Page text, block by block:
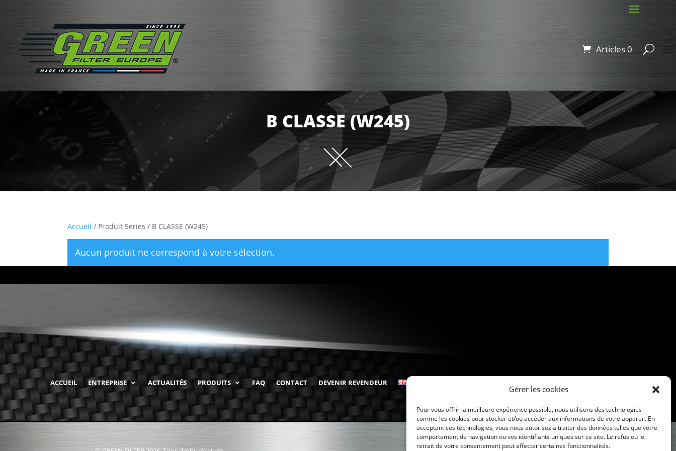
Gérer les cookies
Pour vous offrir la meilleure expérience possible, nous utilisons des technologies
comme les cookies pour stocker et/ou accéder aux informations de votre appareil. En
acceptant ces technologies, vous nous autorisez à traiter des données telles que votre
comportement de navigation ou vos identifiants uniques sur ce site. Le refus ou le
retrait de votre consentement peut affecter certaines fonctionnalités.
Articles 0
B CLASSE (W245)
Accueil / Produit Series / B CLASSE (W245)
Aucun produit ne correspond à votre sélection.
ACCUEIL ENTREPRISE ACTUALITÉS PRODUITS FAQ CONTACT DEVENIR REVENDEUR